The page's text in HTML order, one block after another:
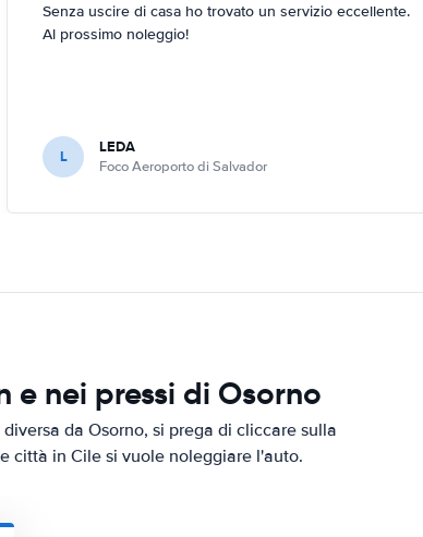
Senza uscire di casa ho trovato un servizio eccellente.
Al prossimo noleggio!
L LEDA
Foco Aeroporto di Salvador
nei pressi di Osorno
da Osorno, si prega di cliccare sulla
città in Cile si vuole noleggiare l'auto.